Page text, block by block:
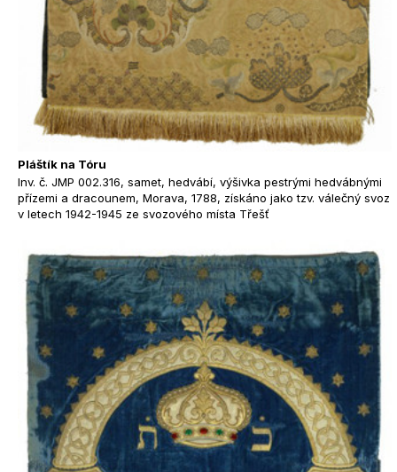
Pláštík na Tóru
Inv. č. JMP 002.316, samet, hedvábí, výšivka pestrými hedvábnými
přízemi a dracounem, Morava, 1788, získáno jako tzv. válečný svoz
v letech 1942-1945 ze svozového místa Třešť